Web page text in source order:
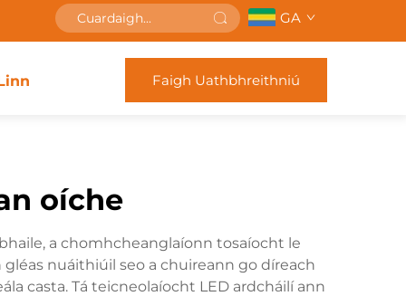
GA
Faigh Uathbhreithniú
oíche
a chomhcheanglaíonn tosaíocht le
nuáithiúil seo a chuireann go díreach
casta. Tá teicneolaíocht LED ardcháilí ann